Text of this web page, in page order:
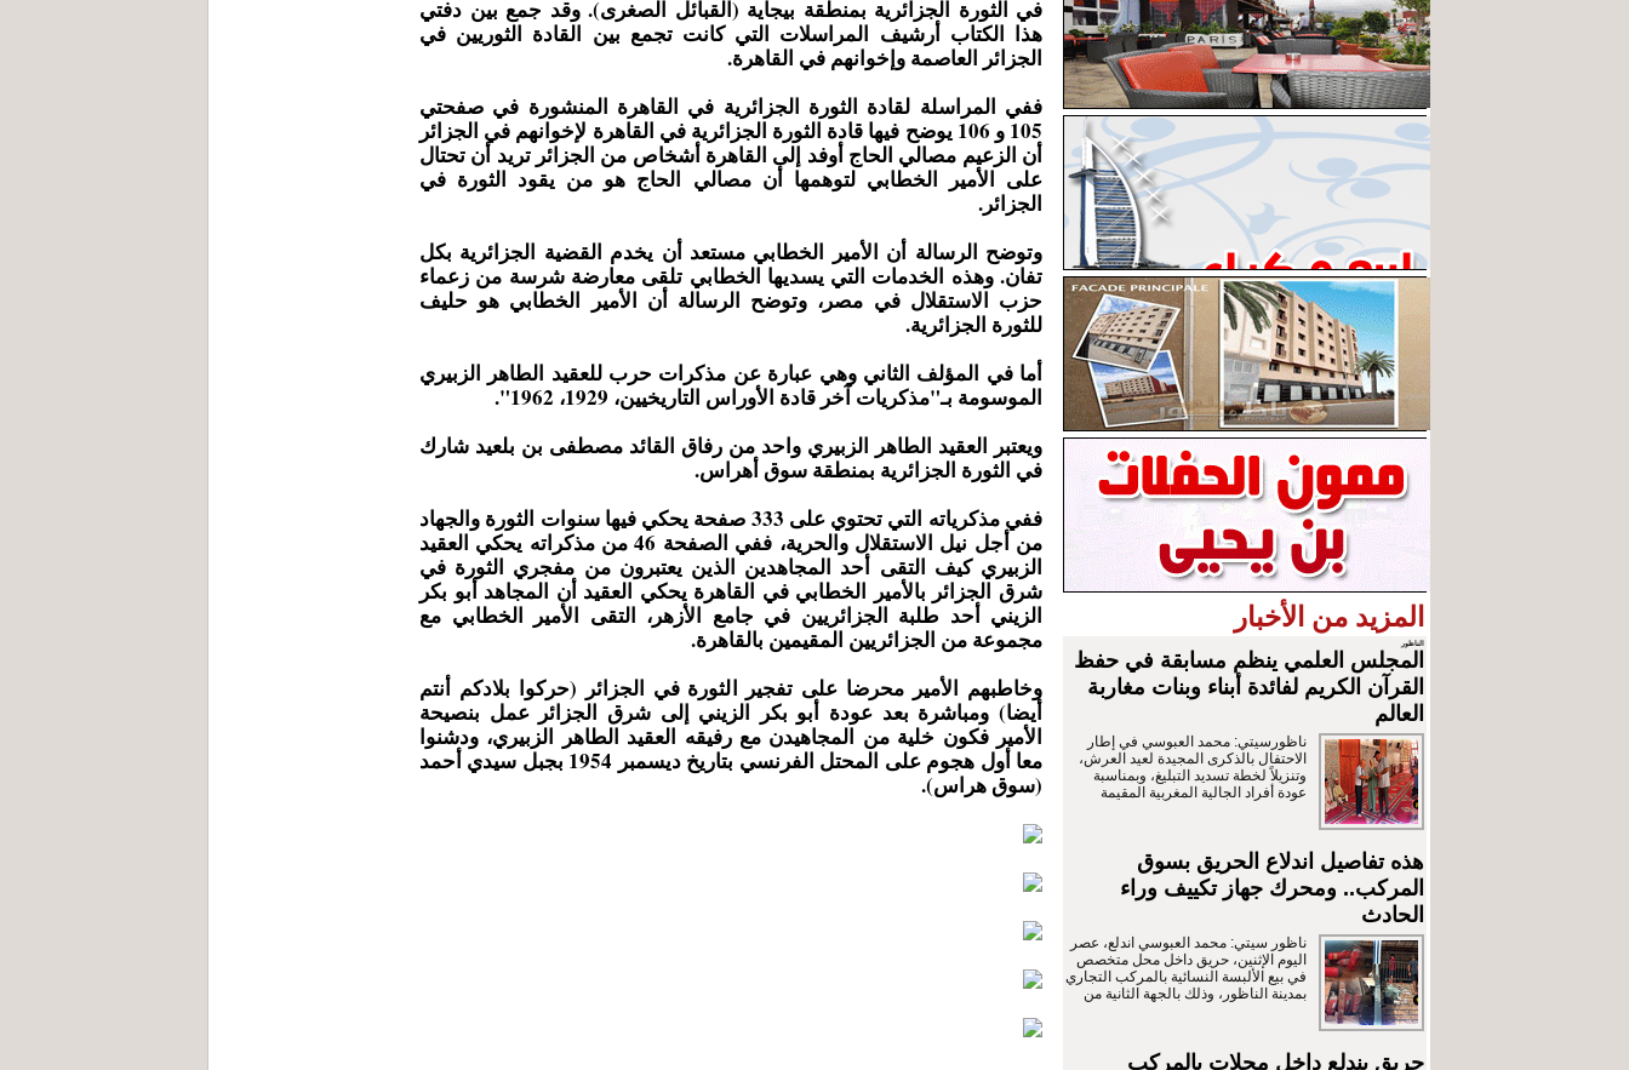
في الثورة الجزائرية بمنطقة بيجاية (القبائل الصغرى). وقد جمع بين دفتي
هذا الكتاب أرشيف المراسلات التي كانت تجمع بين القادة الثوريين في
الجزائر العاصمة وإخوانهم في القاهرة.
ففي المراسلة لقادة الثورة الجزائرية في القاهرة المنشورة في صفحتي
105 و 106 يوضح فيها قادة الثورة الجزائرية في القاهرة لإخوانهم في الجزائر
أن الزعيم مصالي الحاج أوفد إلى القاهرة أشخاص من الجزائر تريد أن تحتال
على الأمير الخطابي لتوهمها أن مصالي الحاج هو من يقود الثورة في
الجزائر.
وتوضح الرسالة أن الأمير الخطابي مستعد أن يخدم القضية الجزائرية بكل
تفان. وهذه الخدمات التي يسديها الخطابي تلقى معارضة شرسة من زعماء
حزب الاستقلال في مصر، وتوضح الرسالة أن الأمير الخطابي هو حليف
للثورة الجزائرية.
أما في المؤلف الثاني وهي عبارة عن مذكرات حرب للعقيد الطاهر الزبيري
الموسومة بـ"مذكريات آخر قادة الأوراس التاريخيين، 1929، 1962".
ويعتبر العقيد الطاهر الزبيري واحد من رفاق القائد مصطفى بن بلعيد شارك
في الثورة الجزائرية بمنطقة سوق أهراس.
ففي مذكرياته التي تحتوي على 333 صفحة يحكي فيها سنوات الثورة والجهاد
من أجل نيل الاستقلال والحرية، ففي الصفحة 46 من مذكراته يحكي العقيد
الزبيري كيف التقى أحد المجاهدين الذين يعتبرون من مفجري الثورة في
شرق الجزائر بالأمير الخطابي في القاهرة يحكي العقيد أن المجاهد أبو بكر
الزيني أحد طلبة الجزائريين في جامع الأزهر، التقى الأمير الخطابي مع
مجموعة من الجزائريين المقيمين بالقاهرة.
وخاطبهم الأمير محرضا على تفجير الثورة في الجزائر (حركوا بلادكم أنتم
أيضا) ومباشرة بعد عودة أبو بكر الزيني إلى شرق الجزائر عمل بنصيحة
الأمير فكون خلية من المجاهيدن مع رفيقه العقيد الطاهر الزبيري، ودشنوا
معا أول هجوم على المحتل الفرنسي بتاريخ ديسمبر 1954 بجبل سيدي أحمد
(سوق هراس).
المزيد من الأخبار
الناظور
المجلس العلمي ينظم مسابقة في حفظ
القرآن الكريم لفائدة أبناء وبنات مغاربة
العالم
ناظورسيتي: محمد العبوسي في إطار
الاحتفال بالذكرى المجيدة لعيد العرش،
وتنزيلاً لخطة تسديد التبليغ، وبمناسبة
عودة أفراد الجالية المغربية المقيمة
هذه تفاصيل اندلاع الحريق بسوق
المركب.. ومحرك جهاز تكييف وراء
الحادث
ناظور سيتي: محمد العبوسي اندلع، عصر
اليوم الإثنين، حريق داخل محل متخصص
في بيع الألبسة النسائية بالمركب التجاري
بمدينة الناظور، وذلك بالجهة الثانية من
حريق يندلع داخل محلات بالمركب